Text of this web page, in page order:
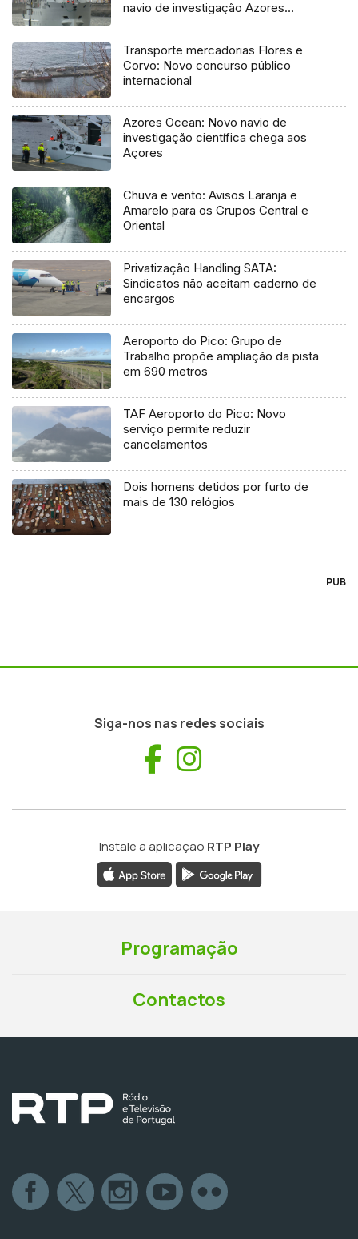
navio de investigação Azores
Transporte mercadorias Flores e
Corvo: Novo concurso público
internacional
Azores Ocean: Novo navio de
investigação científica chega aos
Açores
Chuva e vento: Avisos Laranja e
Amarelo para os Grupos Central e
Oriental
Privatização Handling SATA:
Sindicatos não aceitam caderno de
encargos
Aeroporto do Pico: Grupo de
Trabalho propõe ampliação da pista
em 690 metros
TAF Aeroporto do Pico: Novo
serviço permite reduzir
cancelamentos
Dois homens detidos por furto de
mais de 130 relógios
PUB
Siga-nos nas redes sociais
Facebook
Instale a aplicação RTP Play
Programação
Contactos